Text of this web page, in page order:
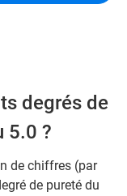
degrés de
5.0 ?
de chiffres (par
de pureté du